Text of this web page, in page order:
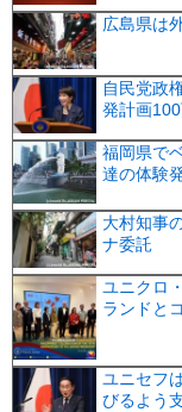
広島県は
自民党政
発計画
福岡県で
達の体験
大村知事
ナ委託
ユニクロ
ランドと
ユニセフ
びるよう